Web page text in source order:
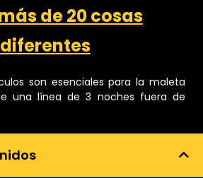
de 20 cosas
diferentes
son esenciales para la maleta
una línea de 3 noches fuera de